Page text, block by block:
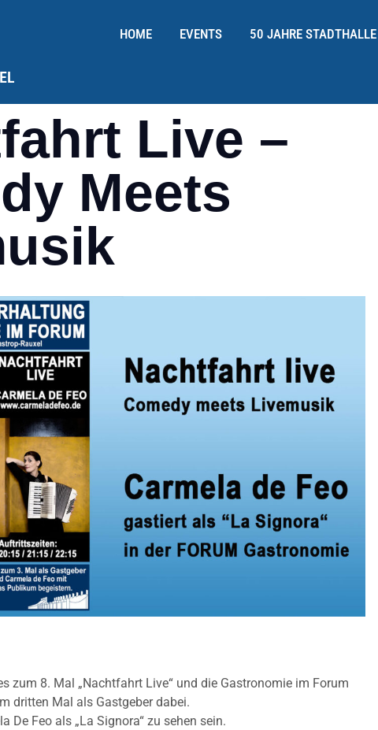
HOME EVENTS 50 JAHRE STADTHALLE
Live –
Meets
zum 8. Mal „Nachtfahrt Live“ und die Gastronomie im Forum
dritten Mal als Gastgeber dabei.
De Feo als „La Signora“ zu sehen sein.